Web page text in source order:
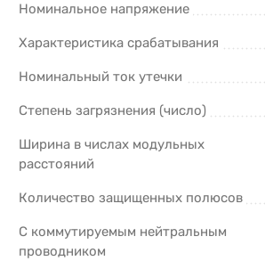
Номинальное напряжение
Характеристика срабатывания
Номинальный ток утечки
Степень загрязнения (число)
Ширина в числах модульных
расстояний
Количество защищенных полюсов
С коммутируемым нейтральным
проводником